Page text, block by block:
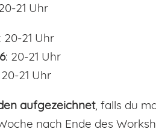
21 Uhr
20-21 Uhr
: 20-21 Uhr
21 Uhr
aufgezeichnet, falls du
nach Ende des